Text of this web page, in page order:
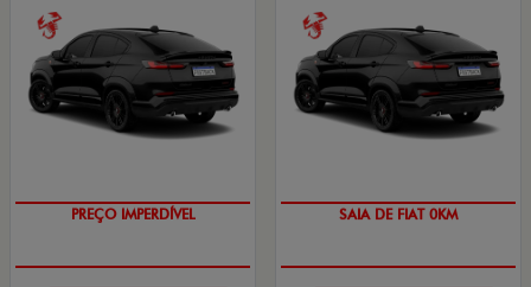
PREÇO IMPERDÍVEL SAIA DE FIAT 0KM